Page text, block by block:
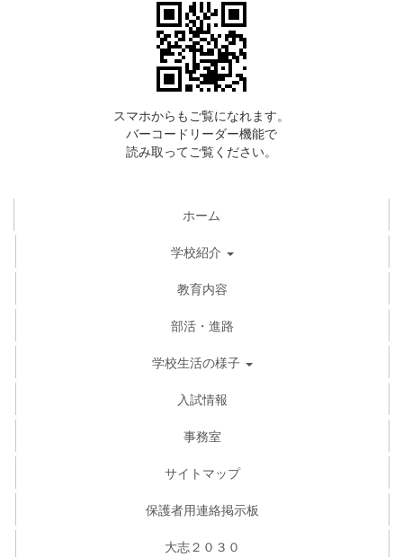
スマホからもご覧になれます。
バーコードリーダー機能で
読み取ってご覧ください。
ホーム
学校紹介
教育内容
部活・進路
学校生活の様子
入試情報
事務室
サイトマップ
保護者用連絡掲示板
大志２０３０